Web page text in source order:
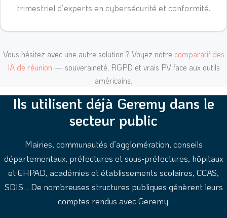
trimestriel d’experts en cybersécurité et conformité.
Vous hésitez avec une autre solution ? Voyez notre comparatif des
IA de réunion — souveraineté, RGPD et vrais PV face aux outils
américains.
Ils utilisent déjà Geremy dans le
secteur public
Mairies, communautés d’agglomération, conseils
départementaux, préfectures et sous-préfectures, hôpitaux
et EHPAD, académies et établissements scolaires, CCAS,
SDIS… De nombreuses structures publiques génèrent leurs
comptes rendus avec Geremy.